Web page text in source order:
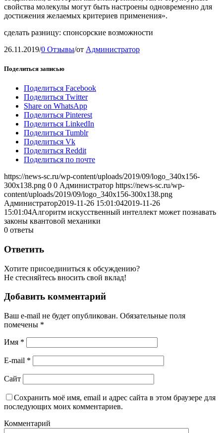
свойства молекулы могут быть настроены одновременно для
достижения желаемых критериев применения».
сделать разницу: спонсорские возможности
26.11.2019/0 Отзывы/от Администратор
Поделиться записью
Поделиться Facebook
Поделиться Twitter
Share on WhatsApp
Поделиться Pinterest
Поделиться LinkedIn
Поделиться Tumblr
Поделиться Vk
Поделиться Reddit
Поделиться по почте
https://news-sc.ru/wp-content/uploads/2019/09/logo_340x156-
300x138.png 0 0 Администратор https://news-sc.ru/wp-
content/uploads/2019/09/logo_340x156-300x138.png
Администратор2019-11-26 15:01:042019-11-26
15:01:04Алгоритм искусственный интеллект может познавать
законы квантовой механики
0 ответы
Ответить
Хотите присоединиться к обсуждению?
Не стесняйтесь вносить свой вклад!
Добавить комментарий
Ваш e-mail не будет опубликован. Обязательные поля
помечены *
Имя *
E-mail *
Сайт
Сохранить моё имя, email и адрес сайта в этом браузере для
последующих моих комментариев.
Комментарий